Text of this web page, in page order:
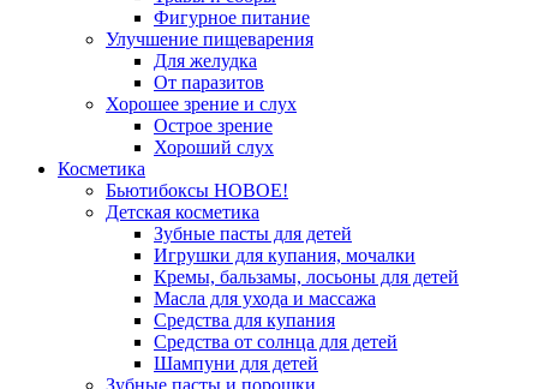
Фигурное питание
Улучшение пищеварения
Для желудка
От паразитов
Хорошее зрение и слух
Острое зрение
Хороший слух
Косметика
Бьютибоксы НОВОЕ!
Детская косметика
Зубные пасты для детей
Игрушки для купания, мочалки
Кремы, бальзамы, лосьоны для детей
Масла для ухода и массажа
Средства для купания
Средства от солнца для детей
Шампуни для детей
Зубные пасты и порошки